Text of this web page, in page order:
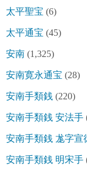
太平聖宝 (6)
太平通宝 (45)
安南 (1,325)
安南寛永通宝 (28)
安南手類銭 (220)
安南手類銭 安法手
安南手類銭 尨字宣
安南手類銭 明宋手